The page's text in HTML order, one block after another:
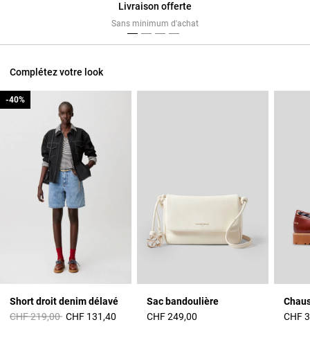
Livraison offerte
Sans minimum d'achat
Complétez votre look
Short droit denim délavé
Prix réduit à partir de
CHF 219,00à
-40%
CHF 131,40
-40%
Sac bandoulière
CHF 249,00
CHF